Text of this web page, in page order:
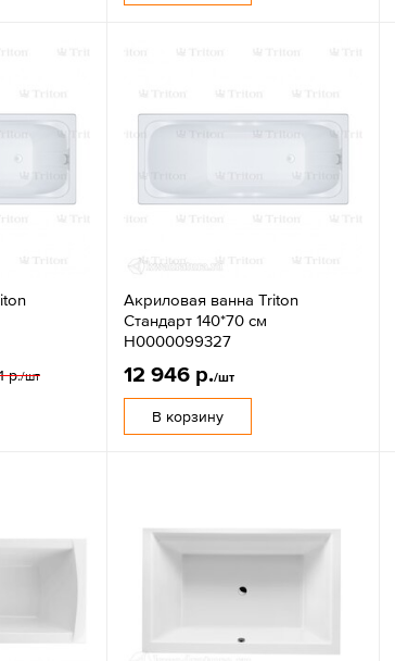
р./шт
Акриловая ванна Triton
Стандарт 140*70 см
Н0000099327
12 946 р./шт
В корзину